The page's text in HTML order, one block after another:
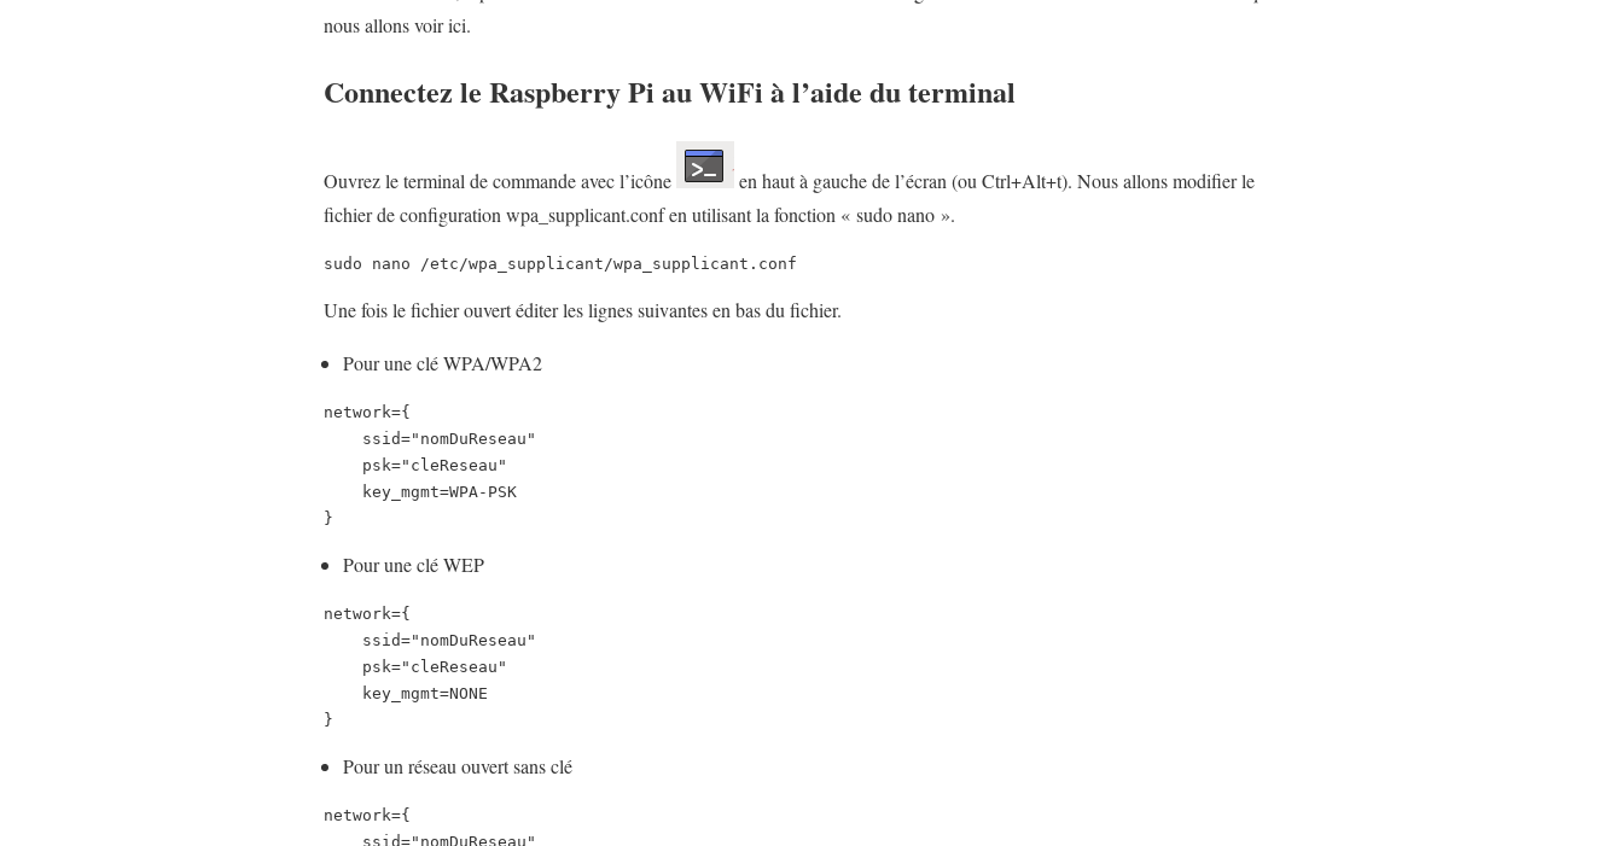
nous allons voir ici.
Connectez le Raspberry Pi au WiFi à l’aide du terminal
Ouvrez le terminal de commande avec l’icône
en haut à gauche de l’écran (ou Ctrl+Alt+t). Nous allons modifier le
fichier de configuration wpa_supplicant.conf en utilisant la fonction « sudo nano ».
sudo nano /etc/wpa_supplicant/wpa_supplicant.conf
Une fois le fichier ouvert éditer les lignes suivantes en bas du fichier.
Pour une clé WPA/WPA2
network={
}
Pour une clé WEP
network={
}
Pour un réseau ouvert sans clé
network={